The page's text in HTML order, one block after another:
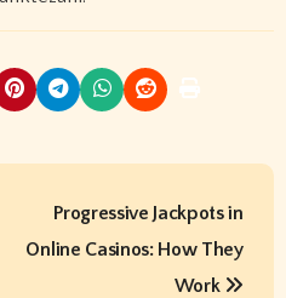
Progressive Jackpots in
Online Casinos: How They
Work